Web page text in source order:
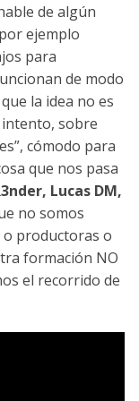
de algún
ejemplo
para
de modo
la idea no es
sobre
cómodo para
que nos pasa
Lucas DM,
no somos
productoras o
formación NO
el recorrido de